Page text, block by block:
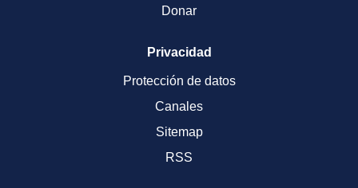
Donar
Privacidad
Protección de datos
Canales
Sitemap
RSS